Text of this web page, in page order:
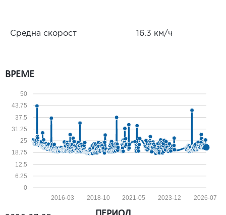
Средна скорост 16.3 км/ч
ВРЕМЕ
0
6.25
12.5
18.75
25
31.25
37.5
43.75
50
2026-07
2023-12
2021-05
2018-10
2016-03